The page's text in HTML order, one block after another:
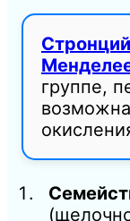
группе,